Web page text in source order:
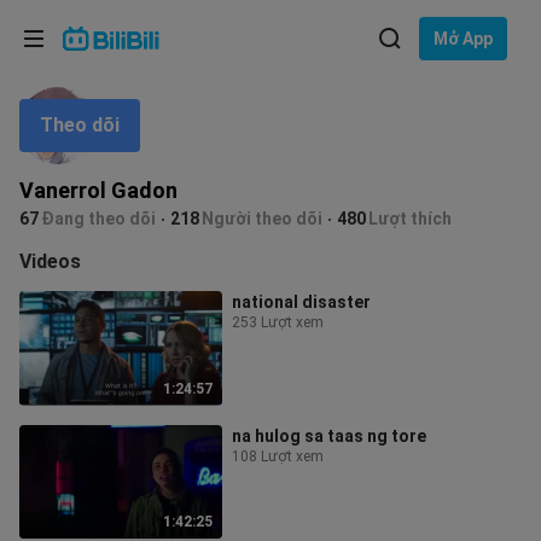
Mở App
Vanerrol Gadon
67Đang theo dõi 218 Người theo dõi 480 Lượt thích
Theo dõi
Videos
1:24:57
national disaster
253 Lượt xem
1:42:25
na hulog sa taas ng tore
108 Lượt xem
Ngôn ngữ: Tiếng Việt
Lựa chọn ngôn ngữ
English
ภาษาไทย
Tiếng Việt
Bahasa Melayu